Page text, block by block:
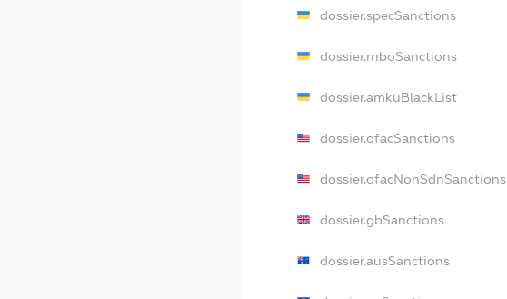
dossier.specSanctions
dossier.rnboSanctions
dossier.amkuBlackList
dossier.ofacSanctions
dossier.ofacNonSdnSanctions
dossier.gbSanctions
dossier.ausSanctions